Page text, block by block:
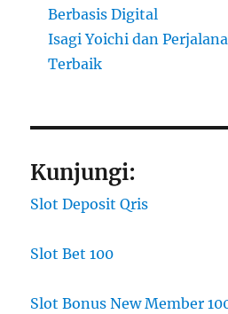
Berbasis Digital
Isagi Yoichi dan
Terbaik
Kunjungi:
Slot Deposit Qris
Slot Bet 100
Slot Bonus New Member